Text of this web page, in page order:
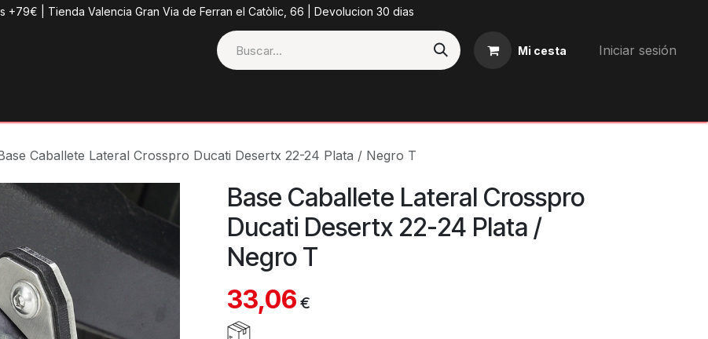
+79€ | Tienda Valencia Gran Via de Ferran el Catòlic, 66 | Devolucion 30 dias
Mi cesta Iniciar sesión
Caballete Lateral Crosspro Ducati Desertx 22-24 Plata / Negro T
Base Caballete Lateral Crosspro
Ducati Desertx 22-24 Plata /
Negro T
33,06 €